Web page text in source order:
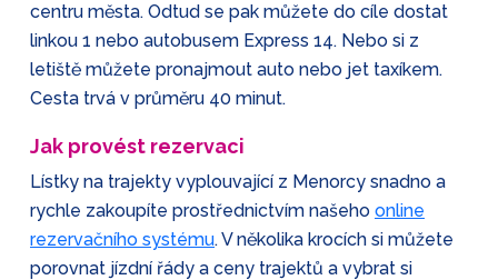
centru města. Odtud se pak můžete do cíle dostat
linkou 1 nebo autobusem Express 14. Nebo si z
letiště můžete pronajmout auto nebo jet taxíkem.
Cesta trvá v průměru 40 minut.
Jak provést rezervaci
Lístky na trajekty vyplouvající z Menorcy snadno a
rychle zakoupíte prostřednictvím našeho online
rezervačního systému. V několika krocích si můžete
porovnat jízdní řády a ceny trajektů a vybrat si